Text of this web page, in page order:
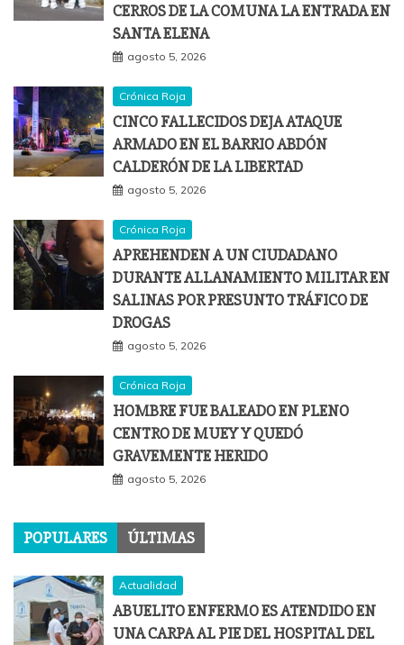
CERROS DE LA COMUNA LA ENTRADA EN
SANTA ELENA
agosto 5, 2026
Crónica Roja
CINCO FALLECIDOS DEJA ATAQUE
ARMADO EN EL BARRIO ABDÓN
CALDERÓN DE LA LIBERTAD
agosto 5, 2026
Crónica Roja
APREHENDEN A UN CIUDADANO
DURANTE ALLANAMIENTO MILITAR EN
SALINAS POR PRESUNTO TRÁFICO DE
DROGAS
agosto 5, 2026
Crónica Roja
HOMBRE FUE BALEADO EN PLENO
CENTRO DE MUEY Y QUEDÓ
GRAVEMENTE HERIDO
agosto 5, 2026
POPULARES ÚLTIMAS
Actualidad
ABUELITO ENFERMO ES ATENDIDO EN
UNA CARPA AL PIE DEL HOSPITAL DEL